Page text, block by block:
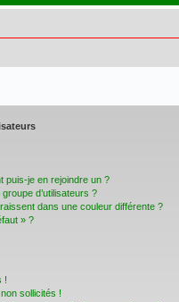
puis-je en rejoindre un ?
d’utilisateurs ?
dans une couleur différente ?
» ?
!
sollicités !